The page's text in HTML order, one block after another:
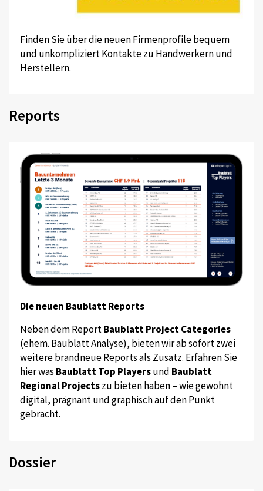
Finden Sie über die neuen Firmenprofile bequem
und unkompliziert Kontakte zu Handwerkern und
Herstellern.
Reports
Die neuen Baublatt Reports
Neben dem ReportBaublatt Project Categories
(ehem. Baublatt Analyse), bieten wir ab sofort zwei
weitere brandneue Reports als Zusatz. Erfahren Sie
hier was Baublatt Top Playersund Baublatt
Regional Projectszu bieten haben – wie gewohnt
digital, prägnant und graphisch auf den Punkt
gebracht.
Dossier